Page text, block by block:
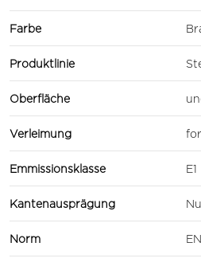
Farbe
Produktlinie
Oberfläche
Verleimung
Emmissionsklasse E1
Kantenausprägung
Norm